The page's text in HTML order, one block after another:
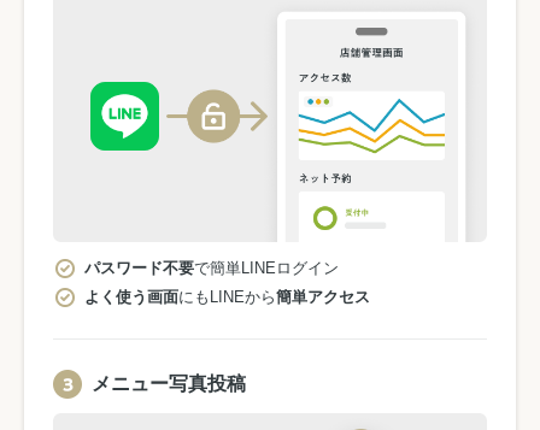
パスワード不要で簡単LINEログイン
よく使う画面にもLINEから簡単アクセス
メニュー写真投稿